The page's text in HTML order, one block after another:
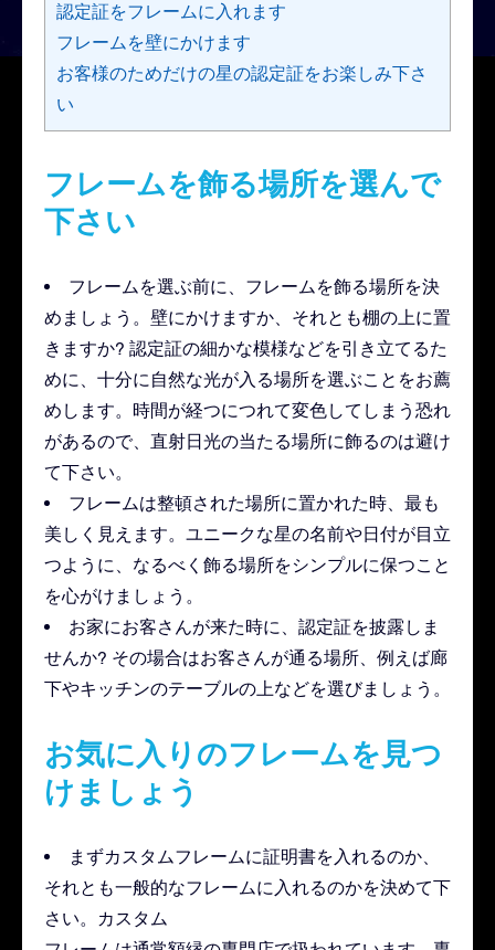
認定証をフレームに入れます
フレームを壁にかけます
お客様のためだけの星の認定証をお楽しみ下さ
い
フレームを飾る場所を選んで
下さい
フレームを選ぶ前に、フレームを飾る場所を決
めましょう。壁にかけますか、それとも棚の上に置
きますか? 認定証の細かな模様などを引き立てるた
めに、十分に自然な光が入る場所を選ぶことをお薦
めします。時間が経つにつれて変色してしまう恐れ
があるので、直射日光の当たる場所に飾るのは避け
て下さい。
フレームは整頓された場所に置かれた時、最も
美しく見えます。ユニークな星の名前や日付が目立
つように、なるべく飾る場所をシンプルに保つこと
を心がけましょう。
お家にお客さんが来た時に、認定証を披露しま
せんか? その場合はお客さんが通る場所、例えば廊
下やキッチンのテーブルの上などを選びましょう。
お気に入りのフレームを見つ
けましょう
まずカスタムフレームに証明書を入れるのか、
それとも一般的なフレームに入れるのかを決めて下
さい。カスタム